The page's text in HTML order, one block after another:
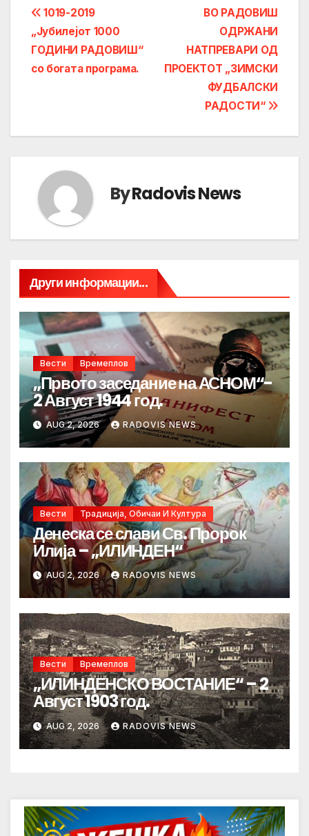
Post
navigation
ВО РАДОВИШ
ОДРЖАНИ
НАТПРЕВАРИ ОД
ПРОЕКТОТ „ЗИМСКИ
ФУДБАЛСКИ
РАДОСТИ“
1019-2019
„Јубилејот 1000
ГОДИНИ РАДОВИШ“
со богата програма.
ByRadovis News
Други информации...
Вести Времеплов
„Првото заседание на АСНОМ“-
2 Август 1944 год.
AUG 2, 2026 RADOVIS NEWS
Вести Традиција, Обичаи И Култура
Денеска се слави Св. Пророк
Илија – „ИЛИНДЕН“
AUG 2, 2026 RADOVIS NEWS
Вести Времеплов
„ИЛИНДЕНСКО ВОСТАНИЕ“ – 2
Август 1903 год.
AUG 2, 2026 RADOVIS NEWS